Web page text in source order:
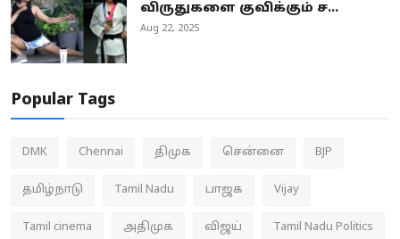
விருதுகளை குவிக்கும் ச...
Aug 22, 2025
Popular Tags
DMK Chennai திமுக சென்னை BJP
தமிழ்நாடு Tamil Nadu பாஜக Vijay
Tamil cinema அதிமுக விஜய் Tamil Nadu Politics